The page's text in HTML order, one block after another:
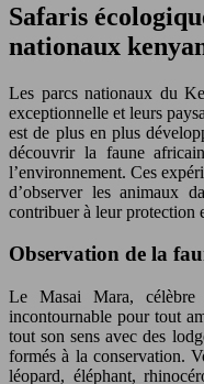
Safaris
nationaux
Les parcs nationaux du
exceptionnelle et leurs
est de plus en plus
découvrir la faune
l’environnement. Ces
d’observer les animaux
contribuer à leur protection
Observation de la
Le Masai Mara,
incontournable pour tout
tout son sens avec des
formés à la conservation.
léopard, éléphant,